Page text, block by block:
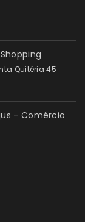
Quitéria 45
- Comércio